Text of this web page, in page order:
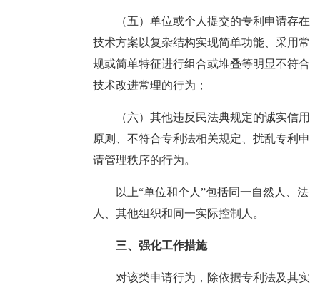
（五）单位或个人提交的专利申请存在
技术方案以复杂结构实现简单功能、采用常
规或简单特征进行组合或堆叠等明显不符合
技术改进常理的行为；
（六）其他违反民法典规定的诚实信用
原则、不符合专利法相关规定、扰乱专利申
请管理秩序的行为。
以上“单位和个人”包括同一自然人、法
人、其他组织和同一实际控制人。
三、强化工作措施
对该类申请行为，除依据专利法及其实